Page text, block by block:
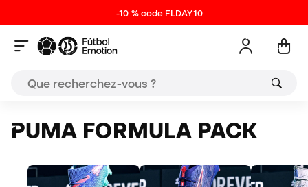
-10 % code FLDAY10
PUMA FORMULA PACK